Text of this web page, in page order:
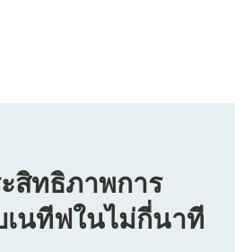
สิทธิภาพการ
นทีฟในไม่กี่นาที